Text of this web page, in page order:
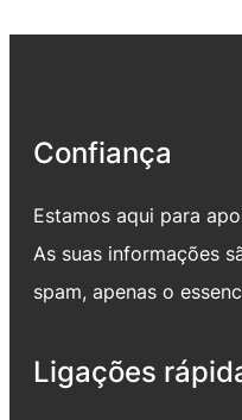
Confiança
Estamos aqui para
As suas informações
spam, apenas o
Ligações